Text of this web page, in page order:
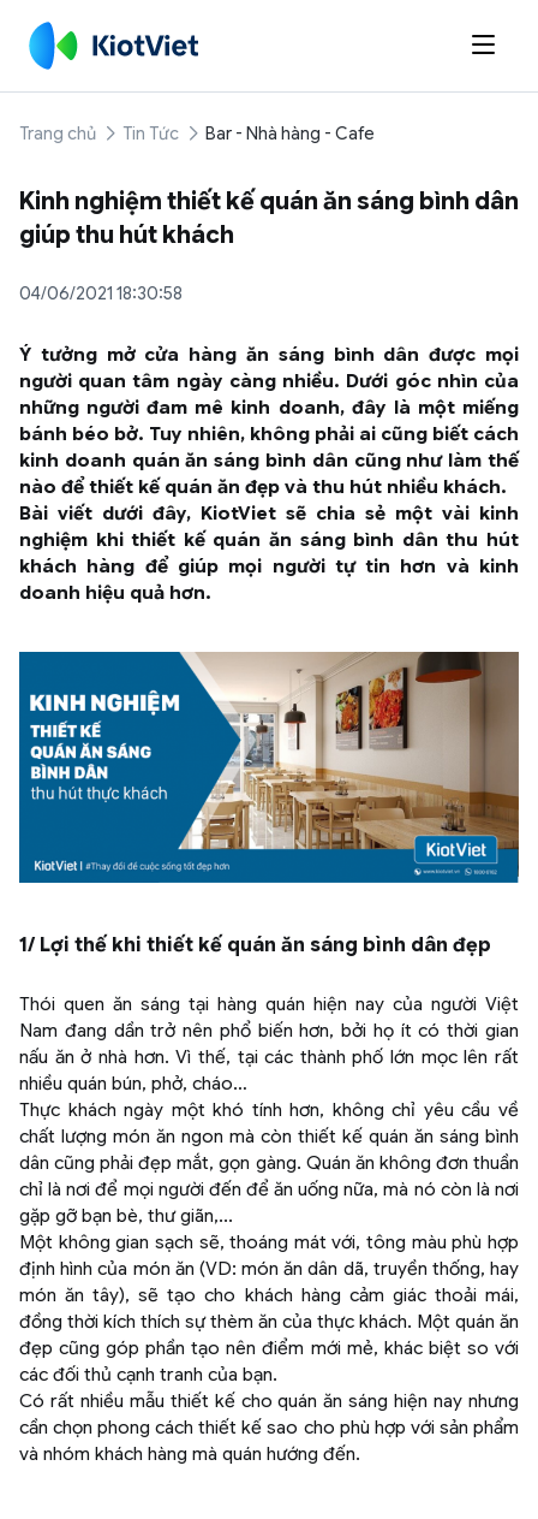

Trang chủ Tin Tức Bar - Nhà hàng - Cafe
Kinh nghiệm thiết kế quán ăn sáng bình dân
giúp thu hút khách
04/06/2021 18:30:58
Ý tưởng mở cửa hàng ăn sáng bình dân được mọi
người quan tâm ngày càng nhiều. Dưới góc nhìn của
những người đam mê kinh doanh, đây là một miếng
bánh béo bở. Tuy nhiên, không phải ai cũng biết cách
kinh doanh quán ăn sáng bình dân cũng như làm thế
nào để thiết kế quán ăn đẹp và thu hút nhiều khách.
Bài viết dưới đây, KiotViet sẽ chia sẻ một vài kinh
nghiệm khi thiết kế quán ăn sáng bình dân thu hút
khách hàng để giúp mọi người tự tin hơn và kinh
doanh hiệu quả hơn.
1/ Lợi thế khi thiết kế quán ăn sáng bình dân đẹp
Thói quen ăn sáng tại hàng quán hiện nay của người Việt
Nam đang dần trở nên phổ biến hơn, bởi họ ít có thời gian
nấu ăn ở nhà hơn. Vì thế, tại các thành phố lớn mọc lên rất
nhiều quán bún, phở, cháo…
Thực khách ngày một khó tính hơn, không chỉ yêu cầu về
chất lượng món ăn ngon mà còn thiết kế quán ăn sáng bình
dân cũng phải đẹp mắt, gọn gàng. Quán ăn không đơn thuần
chỉ là nơi để mọi người đến để ăn uống nữa, mà nó còn là nơi
gặp gỡ bạn bè, thư giãn,...
Một không gian sạch sẽ, thoáng mát với, tông màu phù hợp
định hình của món ăn (VD: món ăn dân dã, truyền thống, hay
món ăn tây), sẽ tạo cho khách hàng cảm giác thoải mái,
đồng thời kích thích sự thèm ăn của thực khách. Một quán ăn
đẹp cũng góp phần tạo nên điểm mới mẻ, khác biệt so với
các đối thủ cạnh tranh của bạn.
Có rất nhiều mẫu thiết kế cho quán ăn sáng hiện nay nhưng
cần chọn phong cách thiết kế sao cho phù hợp với sản phẩm
và nhóm khách hàng mà quán hướng đến.